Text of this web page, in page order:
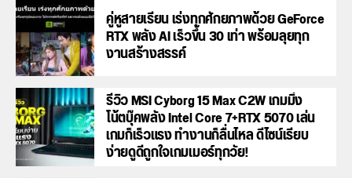
คู่หูสายเรียน เร่งทุกศักยภาพด้วย GeForce
RTX พลัง AI เร็วขึ้น 30 เท่า พร้อมลุยทุก
งานสร้างสรรค์
รีวิว MSI Cyborg 15 Max C2W เกมมิ่ง
โน้ตบุ๊คพลัง Intel Core 7+RTX 5070 เล่น
เกมก็เร็วแรง ทำงานก็ลื่นไหล ดีไซน์เรียบ
ง่ายดูดีถูกใจเกมเมอร์ทุกวัย!